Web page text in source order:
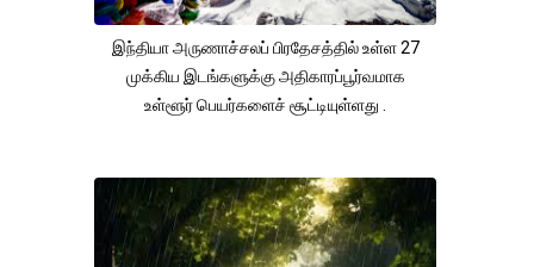
இந்தியா அருணாச்சலப் பிரதேசத்தில் உள்ள 27
முக்கிய இடங்களுக்கு அதிகாரப்பூர்வமாக
உள்ளூர் பெயர்களைச் சூட்டியுள்ளது .